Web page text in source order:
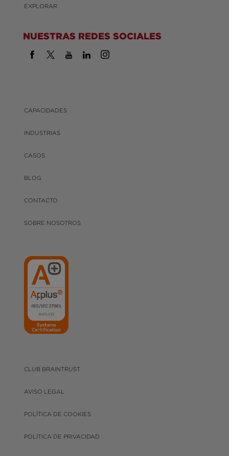
EXPLORAR
NUESTRAS REDES SOCIALES
CAPACIDADES
INDUSTRIAS
CASOS
BLOG
CONTACTO
SOBRE NOSOTROS
CLUB BRAINTRUST
AVISO LEGAL
POLÍTICA DE COOKIES
POLÍTICA DE PRIVACIDAD